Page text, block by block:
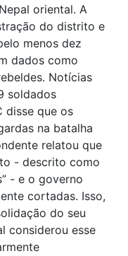
oriental. A
do distrito e
menos dez
dados como
Notícias
soldados
disse que os
na batalha
relatou que
- descrito como
- e o governo
cortadas. Isso,
do seu
considerou esse